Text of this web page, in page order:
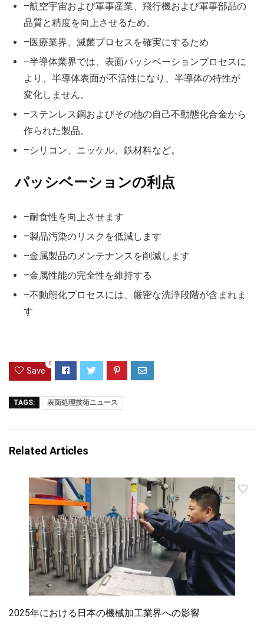
–航空宇宙および軍事産業、飛行機および軍事部品の
品質と精度を向上させるため。
–医療業界、滅菌プロセスを確実にするため
–半導体業界では、表面パッシベーションプロセスに
より、半導体表面が不活性になり、半導体の特性が
変化しません。
–ステンレス鋼およびその他の自己不動態化合金から
作られた製品。
–シリコン、ニッケル、鉄材料など。
パッシベーションの利点
–耐食性を向上させます
–製品汚染のリスクを低減します
–金属製品のメンテナンスを削減します
–金属性能の完全性を維持する
–不動態化プロセスには、厳密な洗浄段階が含まれま
す
Save
0
TAGS: 表面処理技術ニュース
Related Articles
2025年における日本の機械加工業界への影響